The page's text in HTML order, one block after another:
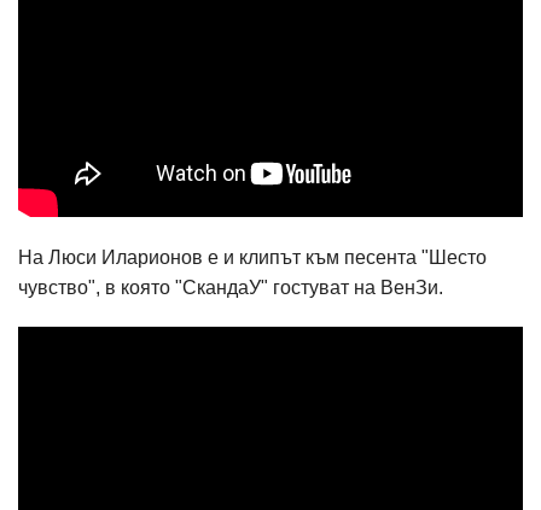
На Люси Иларионов е и клипът към песента "Шесто
чувство", в която "СкандаУ" гостуват на ВенЗи.